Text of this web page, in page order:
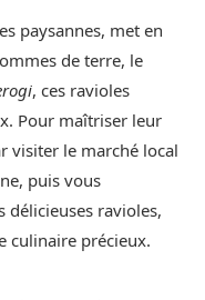
paysannes, met en
de terre, le
, ces ravioles
Pour maîtriser leur
visiter le marché local
puis vous
délicieuses ravioles,
culinaire précieux.